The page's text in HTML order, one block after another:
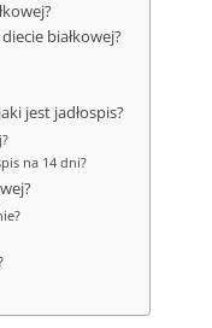
białkowej?
jest jadłospis?
na 14 dni?